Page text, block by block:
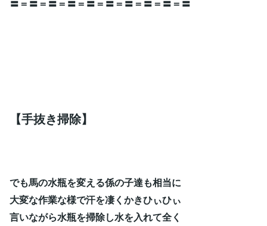
〓＝〓＝〓＝〓＝〓＝〓＝〓＝〓＝〓＝〓
【手抜き掃除】
でも馬の水瓶を変える係の子達も相当に
大変な作業な様で汗を凄くかきひぃひぃ
言いながら水瓶を掃除し水を入れて全く